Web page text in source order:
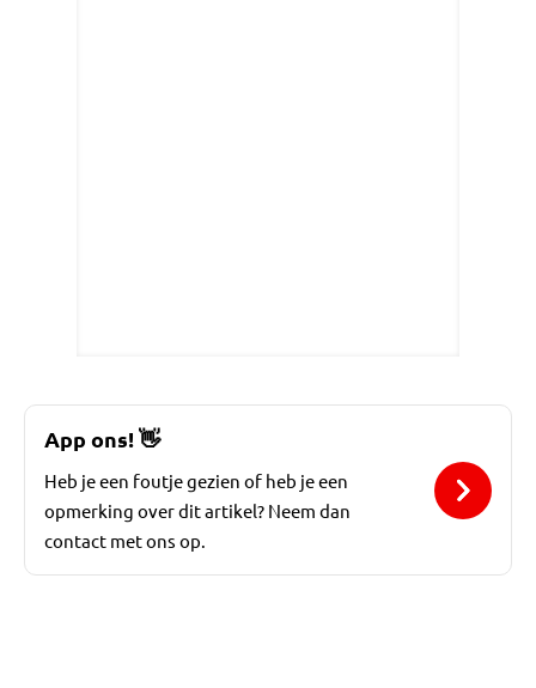
App ons!👋
Heb je een foutje gezien of heb je een
opmerking over dit artikel? Neem dan
contact met ons op.